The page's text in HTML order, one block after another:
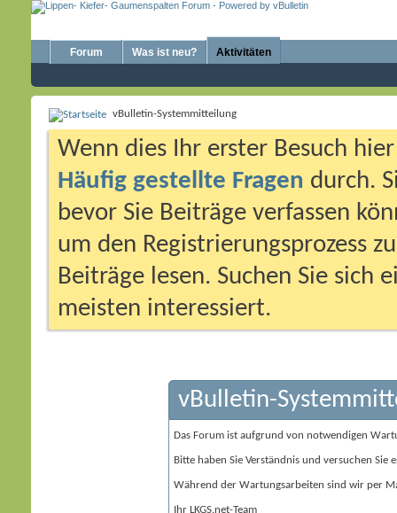
Forum Was ist neu? Aktivitäten
vBulletin-Systemmitteilung
Wenn dies Ihr erster Besuch
Häufig gestellte Fragen durch.
bevor Sie Beiträge verfassen
um den Registrierungsprozess
Beiträge lesen. Suchen Sie sich
meisten interessiert.
vBulletin-
Das Forum ist aufgrund von notwendigen
Bitte haben Sie Verständnis und versuchen Sie
Während der Wartungsarbeiten sind wir per
Ihr LKGS.net-Team